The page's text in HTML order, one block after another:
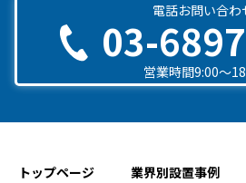
電話お問い合わ
03-
営業時間9:00〜
トップページ
業界別設置事例